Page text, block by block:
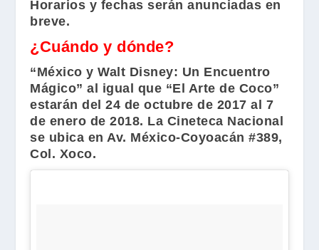
Horarios y fechas serán anunciadas en
breve.
¿Cuándo y dónde?
“México y Walt Disney: Un Encuentro
Mágico” al igual que “El Arte de Coco”
estarán del 24 de octubre de 2017 al 7
de enero de 2018. La Cineteca Nacional
se ubica en Av. México-Coyoacán #389,
Col. Xoco.